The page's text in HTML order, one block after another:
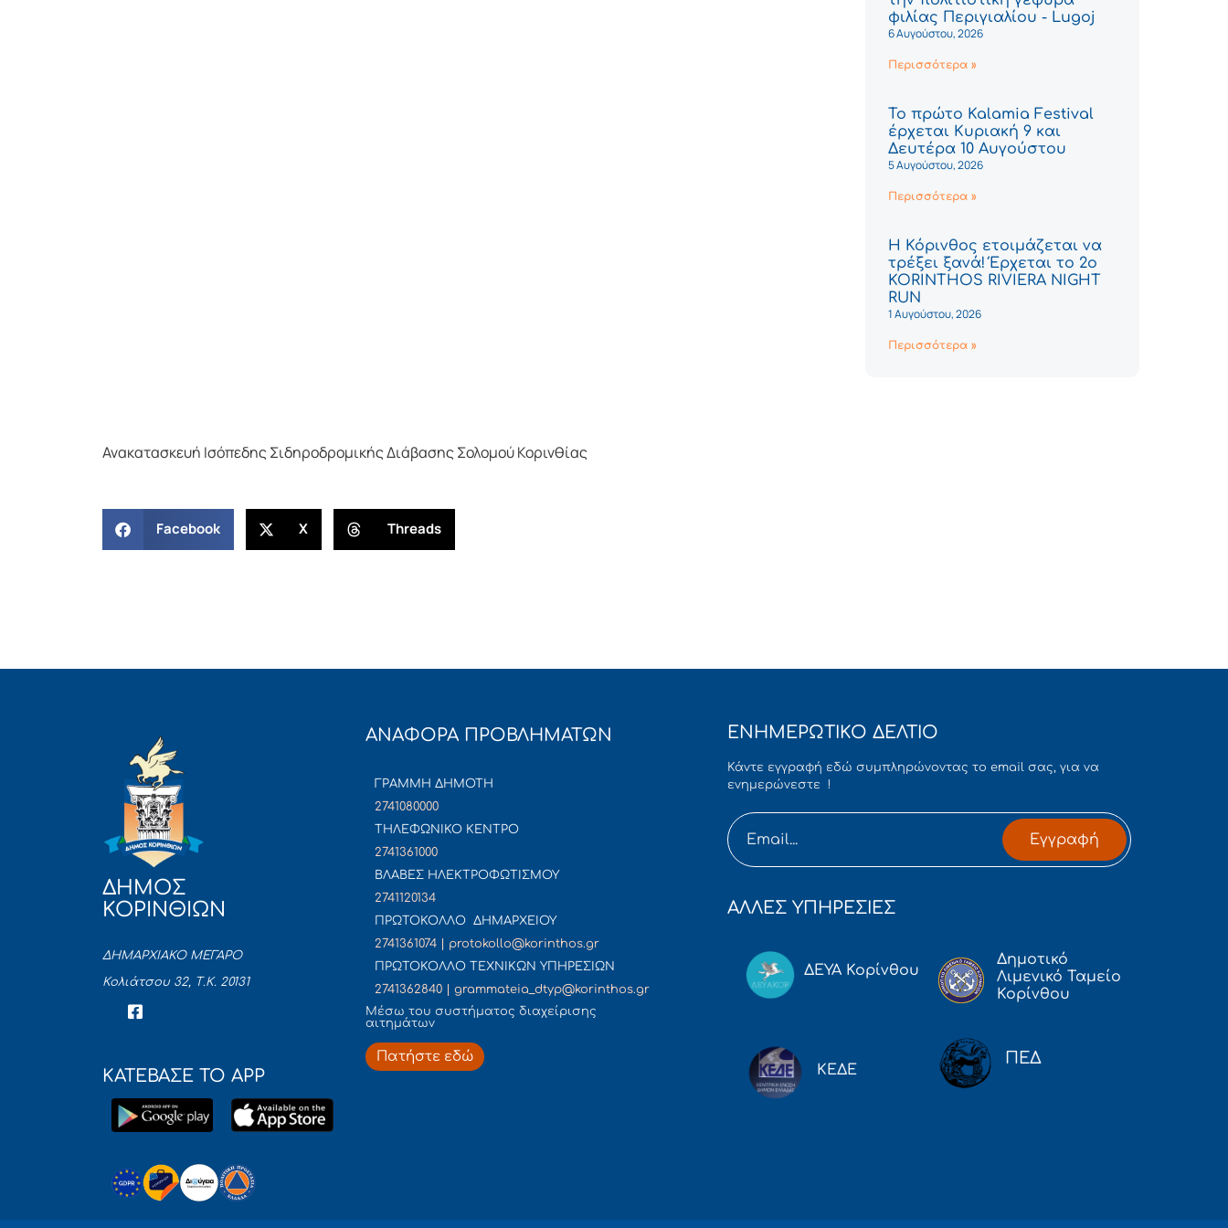
φιλίας Περιγιαλίου - Lugoj
6 Αυγούστου, 2026
Περισσότερα »
Το πρώτο Kalamia Festival
έρχεται Κυριακή 9 και
Δευτέρα 10 Αυγούστου
5 Αυγούστου, 2026
Περισσότερα »
Η Κόρινθος ετοιμάζεται να
τρέξει ξανά! Έρχεται το 2ο
KORINTHOS RIVIERA NIGHT
RUN
1 Αυγούστου, 2026
Περισσότερα »
Ανακατασκευή Ισόπεδης Σιδηροδρομικής Διάβασης Σολομού Κορινθίας
Facebook X Threads
ΔΗΜΟΣ
ΚΟΡΙΝΘΙΩΝ
ΔΗΜΑΡΧΙΑΚΟ ΜΕΓΑΡΟ
Κολιάτσου 32, Τ.Κ. 20131
ΚΑΤΕΒΑΣΕ ΤΟ APP
ΑΝΑΦΟΡΑ ΠΡΟΒΛΗΜΑΤΩΝ
ΓΡΑΜΜΗ ΔΗΜΟΤΗ
2741080000
ΤΗΛΕΦΩΝΙΚΟ ΚΕΝΤΡΟ
2741361000
ΒΛΑΒΕΣ ΗΛΕΚΤΡΟΦΩΤΙΣΜΟΥ
2741120134
ΠΡΩΤΟΚΟΛΛΟ ΔΗΜΑΡΧΕΙΟΥ
2741361074 | protokollo@korinthos.gr
ΠΡΩΤΟΚΟΛΛΟ ΤΕΧΝΙΚΩΝ ΥΠΗΡΕΣΙΩΝ
2741362840 | grammateia_dtyp@korinthos.gr
Mέσω του συστήματος διαχείρισης
αιτημάτων
Πατήστε εδώ
ΕΝΗΜΕΡΩΤΙΚΟ ΔΕΛΤΙΟ
Κάντε εγγραφή εδώ συμπληρώνοντας το email σας, για να
ενημερώνεστε !
Εγγραφή
ΑΛΛΕΣ ΥΠΗΡΕΣΙΕΣ
ΔΕΥΑ Κορίνθου
Δημοτικό
Λιμενικό Ταμείο
Κορίνθου
ΚΕΔΕ
ΠΕΔ